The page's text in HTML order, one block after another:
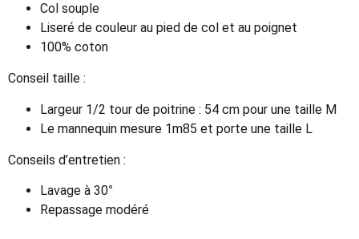
Col souple
Liseré de couleur au pied de col et au poignet
100% coton
Conseil taille :
Largeur 1/2 tour de poitrine : 54 cm pour une taille M
Le mannequin mesure 1m85 et porte une taille L
Conseils d’entretien :
Lavage à 30°
Repassage modéré